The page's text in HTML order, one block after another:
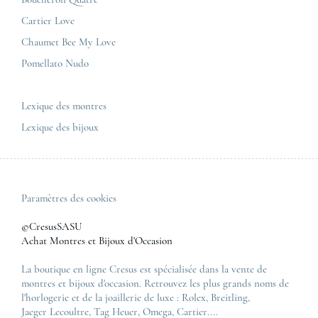
Nous contacter
Zénith
Tous les modèles de luxe
Cartier Love
Chaumet Bee My Love
Pomellato Nudo
Lexique des montres
Lexique des bijoux
Paramètres des cookies
©CresusSASU
Achat Montres et Bijoux d'Occasion
La boutique en ligne Cresus est spécialisée dans la vente de
montres et bijoux d'occasion. Retrouvez les plus grands noms de
l'horlogerie et de la joaillerie de luxe : Rolex, Breitling,
Jaeger Lecoultre, Tag Heuer, Omega, Cartier....